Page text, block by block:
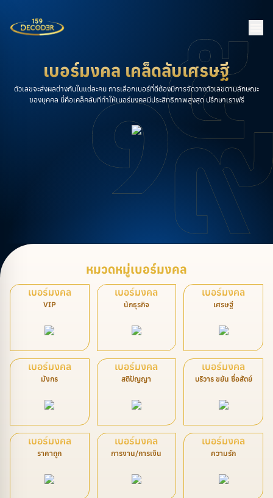
เบอร์มงคล เคล็ดลับเศรษฐี
ตัวเลขจะส่งผลต่างกันในแต่ละคน การเลือกเบอร์ที่ดีต้องมีการจัดวางตัวเลขตามลักษณะ
ของบุคคล นี่คือเคล็คลับทีทำให้เบอร์มงคลมีประสิทธิภาพสูงสุด ปรึกษาเราฟรี
หมวดหมู่เบอร์มงคล
เบอร์มงคล
VIP
เบอร์มงคล
นักธุรกิจ
เบอร์มงคล
เศรษฐี
เบอร์มงคล
มังกร
เบอร์มงคล
สติปัญญา
เบอร์มงคล
บริวาร ขยัน ซื่อสัตย์
เบอร์มงคล
ราคาถูก
เบอร์มงคล
การงาน/การเงิน
เบอร์มงคล
ความรัก